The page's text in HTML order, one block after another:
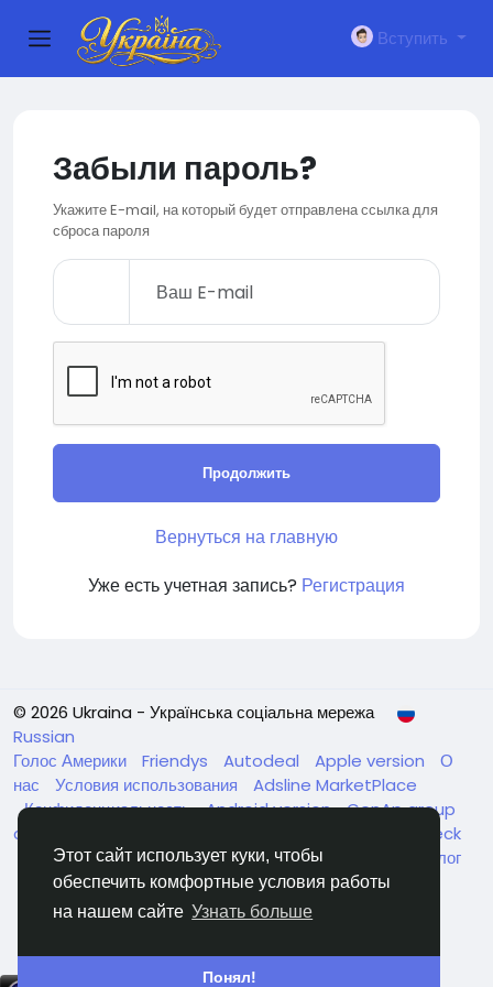
Этот сайт использует куки, чтобы
обеспечить комфортные условия работы
на нашем сайте Узнать больше
Понял!
Вступить
Забыли пароль?
Укажите E-mail, на который будет отправлена ссылка для
сброса пароля
Продолжить
Вернуться на главную
Уже есть учетная запись? Регистрация
© 2026 Ukraina - Українська соціальна мережа
Russian
Голос Америки
Friendys Autodeal Apple version
О
нас
Условия использования
Adsline MarketPlace
Конфиденциальность Android version GenAp group
chat
VinCheck
Нагодуйте голодних та безпритульних в Україні
Каталог